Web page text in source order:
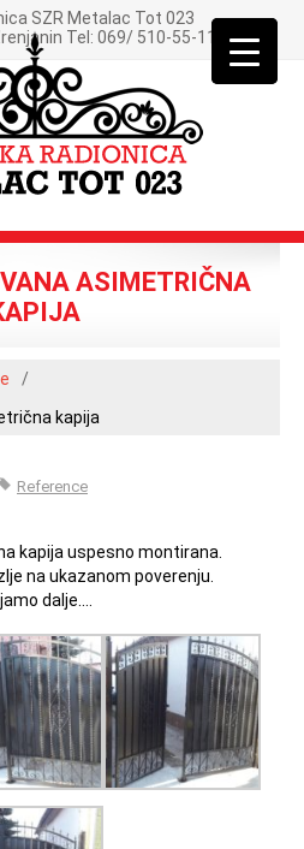
SZR Metalac Tot 023
Tel: 069/ 510-55-11
ASIMETRIČNA
/
kapija
Reference
kapija uspesno montirana.
na ukazanom poverenju.
dalje….